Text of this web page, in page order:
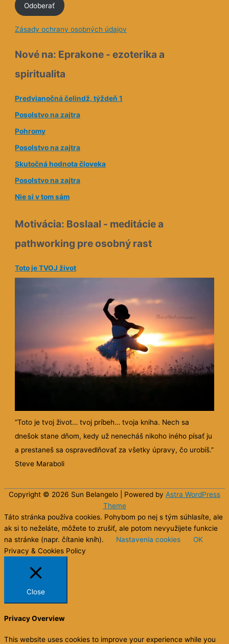
m
i
l
v
a
d
r
e
s
Odoberať
Zásady ochrany osobných údajov
Nové na: Eprakone - ezoterika a
spiritualita
Predvianočná čelindž, týždeň 1
Posolstvo na zajtra
Pohromy
Posolstvo na zajtra
Skutočná hodnota človeka
Posolstvo na zajtra
Nie si v tom sám
Motivácia: Boslaal - meditácie a
pathworking pre osobný rast
Toto je TVOJ život
“Toto je tvoj život… tvoj príbeh… tvoja kniha. Nech sa
dnešok stane dňom, kedy už nenecháš nikoho iného písať ju
a prestaneš sa ospravedlňovať za všetky úpravy, čo urobíš.”
Steve Maraboli
Copyright © 2026 Sun Belangelo | Powered by Astra WordPress
Theme
Táto stránka používa cookies. Pohybom po nej s tým súhlasíte, ale
ak si to neželáte, môžete to zrušiť, ale potom nevyužijete funkcie
na stránke (napr. čítanie kníh).
Nastavenia cookies
OK
Privacy & Cookies Policy
Close
Privacy Overview
This website uses cookies to improve your experience while you